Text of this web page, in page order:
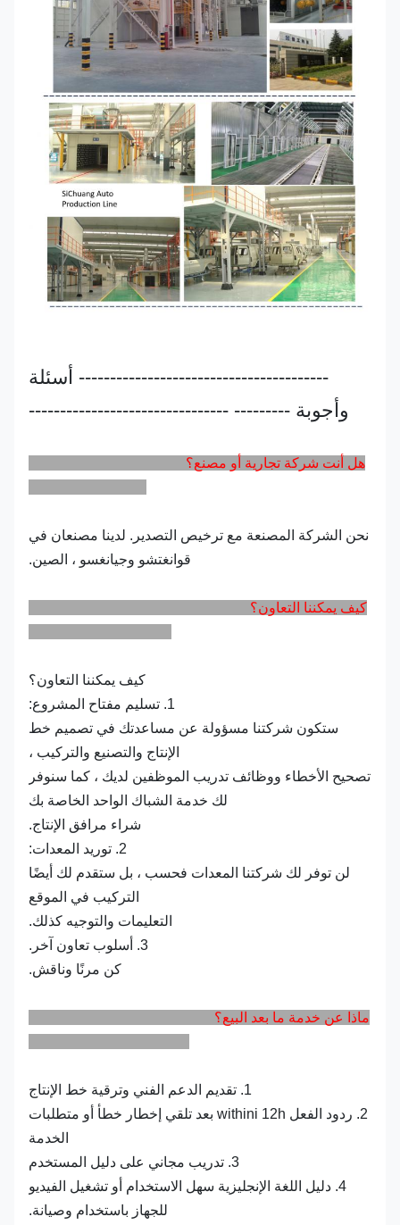
---------------------------------------- أسئلة
وأجوبة --------- --------------------------------
هل أنت شركة تجارية أو مصنع؟
نحن الشركة المصنعة مع ترخيص التصدير. لدينا مصنعان في
قوانغتشو وجيانغسو ، الصين.
كيف يمكننا التعاون؟
كيف يمكننا التعاون؟
ستكون شركتنا مسؤولة عن مساعدتك في تصميم خط
الإنتاج والتصنيع والتركيب ،
تصحيح الأخطاء ووظائف تدريب الموظفين لديك ، كما سنوفر
لك خدمة الشباك الواحد الخاصة بك
شراء مرافق الإنتاج.
لن توفر لك شركتنا المعدات فحسب ، بل ستقدم لك أيضًا
التركيب في الموقع
التعليمات والتوجيه كذلك.
كن مرنًا وناقش.
ماذا عن خدمة ما بعد البيع؟
2. ردود الفعل withini 12h بعد تلقي إخطار خطأ أو متطلبات
الخدمة
4. دليل اللغة الإنجليزية سهل الاستخدام أو تشغيل الفيديو
للجهاز باستخدام وصيانة.